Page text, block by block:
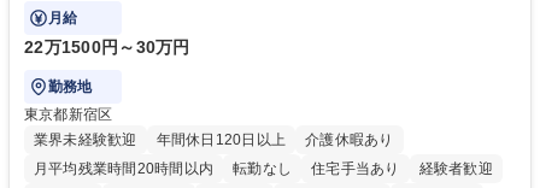
ております！ ※下記業務詳細
月給
22万1500円～30万円
勤務地
東京都新宿区
業界未経験歓迎
年間休日120日以上
介護休暇あり
月平均残業時間20時間以内
転勤なし 住宅手当あり
経験者歓迎